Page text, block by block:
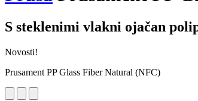
S steklenimi vlakni ojačan
Novosti!
Prusament PP Glass Fiber Natural (NFC)